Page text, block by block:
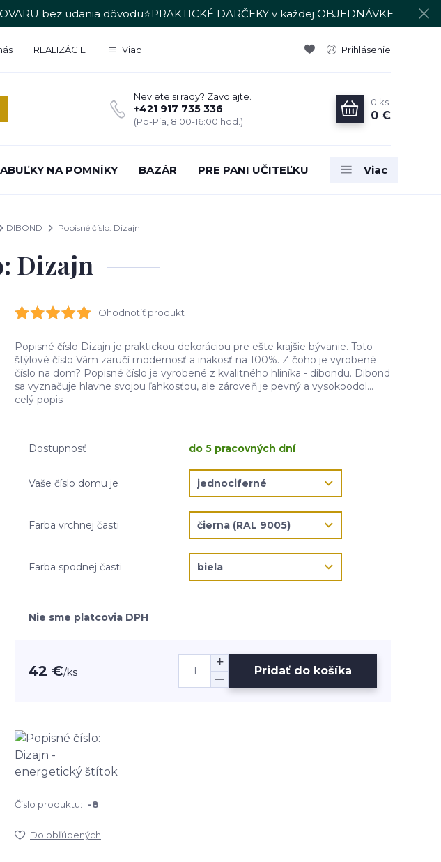
bez udania dôvodu⭐PRAKTICKÉ DARČEKY v každej OBJEDNÁVKE
REALIZÁCIE Viac Prihlásenie
Neviete si rady? Zavolajte.
+421 917 735 336
(Po-Pia, 8:00-16:00 hod.)
0 ks
0 €
NA POMNÍKY BAZÁR PRE PANI UČITEĽKU Viac
DIBOND Popisné číslo: Dizajn
Dizajn
Ohodnotiť produkt
Popisné číslo Dizajn je praktickou dekoráciou pre ešte krajšie bývanie. Toto
štýlové číslo Vám zaručí modernosť a inakosť na 100%. Z čoho je vyrobené
číslo na dom? Popisné číslo je vyrobené z kvalitného hliníka - dibondu. Dibond
sa vyznačuje hlavne svojou ľahkosťou, ale zároveň je pevný a vysokoodol...
celý popis
Dostupnosť do 5 pracovných dní
Vaše číslo domu je
Farba vrchnej časti
Farba spodnej časti
Nie sme platcovia DPH
42 €/ks Pridať do košíka
Číslo produktu: -8
Do obľúbených